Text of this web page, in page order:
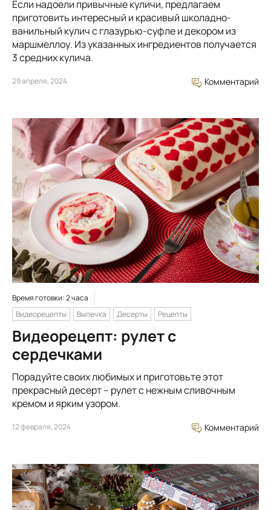
Если надоели привычные куличи, предлагаем
приготовить интересный и красивый школадно-
ванильный кулич с глазурью-суфле и декором из
маршмеллоу. Из указанных ингредиентов получается
3 средних кулича.
29 апреля, 2024 Комментарий
Время готовки: 2 часа
Видеорецепты
Выпечка Десерты Рецепты
Видеорецепт: рулет с
сердечками
Порадуйте своих любимых и приготовьте этот
прекрасный десерт – рулет с нежным сливочным
кремом и ярким узором.
12 февраля, 2024 Комментарий